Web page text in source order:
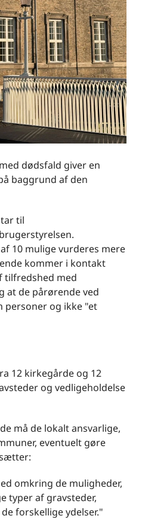
dødsfald giver en
baggrund af den
til
10 mulige vurderes mere
kommer i kontakt
tilfredshed med
at de pårørende ved
personer og ikke "et
12 kirkegårde og 12
og vedligeholdelse
må de lokalt ansvarlige,
eventuelt gøre
omkring de muligheder,
typer af gravsteder,
forskellige ydelser."